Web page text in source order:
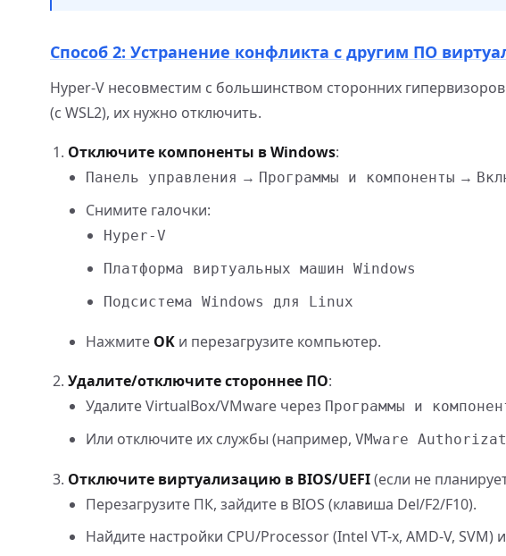
Способ 2: Устранение конфликта с другим ПО
Hyper-V несовместим с большинством сторонних
(с WSL2), их нужно отключить.
Отключите компоненты в Windows:
Панель управления → Программы и компоненты →
Снимите галочки:
Hyper-V
Платформа виртуальных машин Windows
Подсистема Windows для Linux
Нажмите OK и перезагрузите компьютер.
Удалите/отключите стороннее ПО:
Удалите VirtualBox/VMware через Программы и
Или отключите их службы (например, VMware
Отключите виртуализацию в BIOS/UEFI(если не
Перезагрузите ПК, зайдите в BIOS (клавиша Del/F2/F10).
Найдите настройки CPU/Processor (Intel VT-x, AMD-V, SVM)